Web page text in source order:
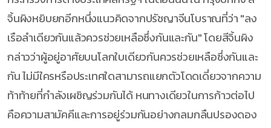
จิ้นผิงหยิบยกอีกหนึ่งแนวคิดจากปรัชญาจีนโบราณที่ว่า "ลง
เรือลำเดียวกันแล้วควรช่วยเหลือซึ่งกันและกัน" โดยสีจิ้นผิง
กล่าวว่าผู้อยู่อาศัยบนโลกใบเดียวกันควรช่วยเหลือซึ่งกันและ
กัน ไม่มีใครหรือประเทศใดสามารถแยกตัวโดดเดี่ยวจากความ
ท้าท้ายที่กำลังเผชิญร่วมกันได้ หนทางเดียวในการก้าวต่อไป
คือความสามัคคีและการอยู่ร่วมกันอย่างกลมกลืนปรองดอง